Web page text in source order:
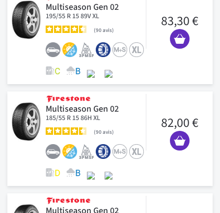
Multiseason Gen 02
195/55 R 15 89V XL
90avis
83,30 €
Multiseason Gen 02
185/55 R 15 86H XL
90avis
82,00 €